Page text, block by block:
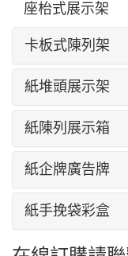
座枱式展示架
卡板式陳列架
紙堆頭展示架
紙陳列展示箱
紙企牌廣告牌
紙手挽袋彩盒